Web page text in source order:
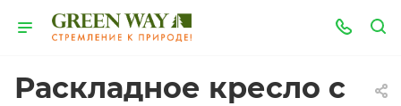
Раскладное кресло с